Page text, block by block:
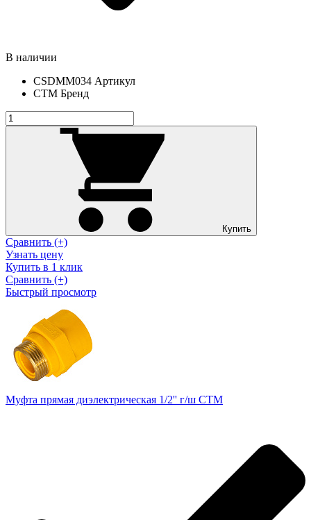
В наличии
CSDMM034 Артикул
СТМ Бренд
Купить
Сравнить (+)
Узнать цену
Купить в 1 клик
Сравнить (+)
Быстрый просмотр
Муфта прямая диэлектрическая 1/2'' г/ш СТМ